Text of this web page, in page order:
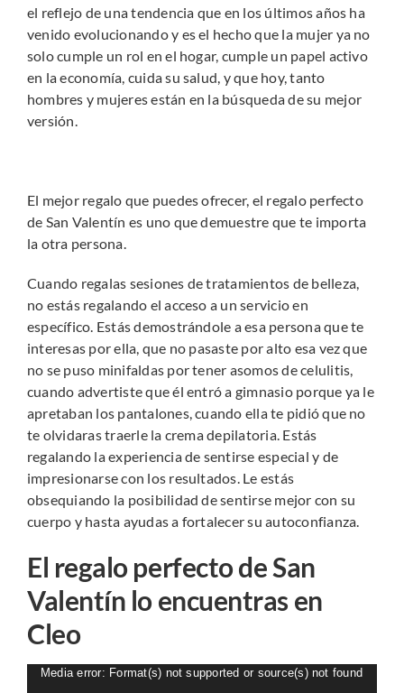
el reflejo de una tendencia que en los últimos años ha
venido evolucionando y es el hecho que la mujer ya no
solo cumple un rol en el hogar, cumple un papel activo
en la economía, cuida su salud, y que hoy, tanto
hombres y mujeres están en la búsqueda de su mejor
versión.
El mejor regalo que puedes ofrecer, el regalo perfecto
de San Valentín es uno que demuestre que te importa
la otra persona.
Cuando regalas sesiones de tratamientos de belleza,
no estás regalando el acceso a un servicio en
específico. Estás demostrándole a esa persona que te
interesas por ella, que no pasaste por alto esa vez que
no se puso minifaldas por tener asomos de celulitis,
cuando advertiste que él entró a gimnasio porque ya le
apretaban los pantalones, cuando ella te pidió que no
te olvidaras traerle la crema depilatoria. Estás
regalando la experiencia de sentirse especial y de
impresionarse con los resultados. Le estás
obsequiando la posibilidad de sentirse mejor con su
cuerpo y hasta ayudas a fortalecer su autoconfianza.
El regalo perfecto de San
Valentín lo encuentras en
Cleo
Reproductor
Media error: Format(s) not supported or source(s) not found